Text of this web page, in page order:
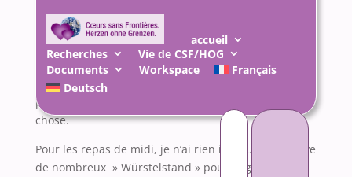
accueil
Recherches
Vie de CSF/HOG
Documents
Workspace
Français
Deutsch
Rechercher :
(Bienvenue à Vienne).
Voici le programme prévu pour notre séjour à
Vienne. Il n’a rien d’obligatoire, vous êtes libres de ne
pas participer à certaines visites pour faire autre
chose.
Pour les repas de midi, je n’ai rien indiqué, on trouve
de nombreux » Würstelstand » pour déguster des